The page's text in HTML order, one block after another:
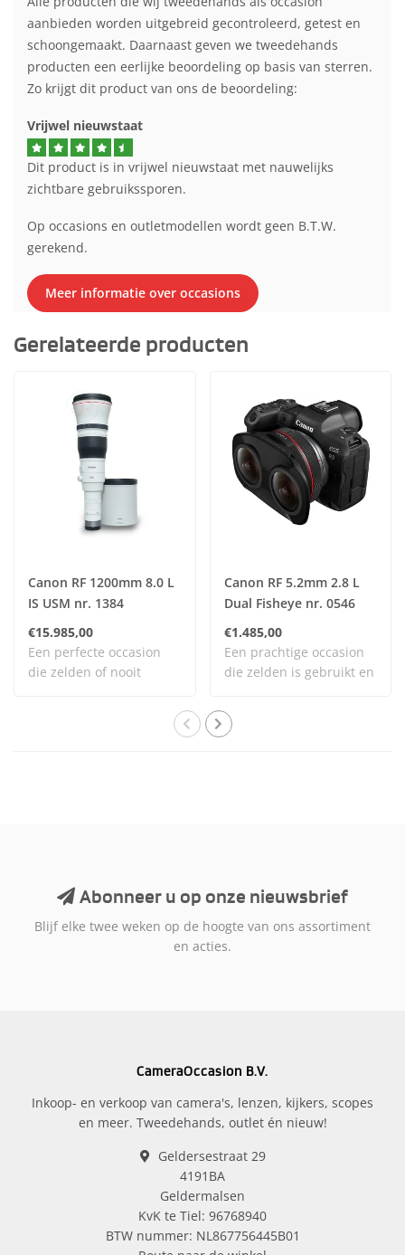
aanbieden worden uitgebreid gecontroleerd, getest en
schoongemaakt. Daarnaast geven we tweedehands
producten een eerlijke beoordeling op basis van sterren.
Zo krijgt dit product van ons de beoordeling:
Vrijwel nieuwstaat
Dit product is in vrijwel nieuwstaat met nauwelijks
zichtbare gebruikssporen.
Op occasions en outletmodellen wordt geen B.T.W.
gerekend.
Meer informatie over occasions
Gerelateerde producten
Canon RF 1200mm 8.0 L
IS USM nr. 1384
€15.985,00
Een perfecte occasion
die zelden of nooit
Canon RF 5.2mm 2.8 L
Dual Fisheye nr. 0546
€1.485,00
Een prachtige occasion
die zelden is gebruikt en
Abonneer u op onze nieuwsbrief
Blijf elke twee weken op de hoogte van ons assortiment
en acties.
CameraOccasion B.V.
Inkoop- en verkoop van camera's, lenzen, kijkers, scopes
en meer. Tweedehands, outlet én nieuw!
Geldersestraat 29
4191BA
Geldermalsen
KvK te Tiel: 96768940
BTW nummer: NL867756445B01